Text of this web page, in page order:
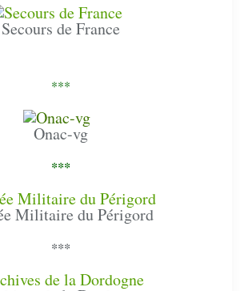
Secours de France
***
Onac-vg
***
Militaire du Périgord
***